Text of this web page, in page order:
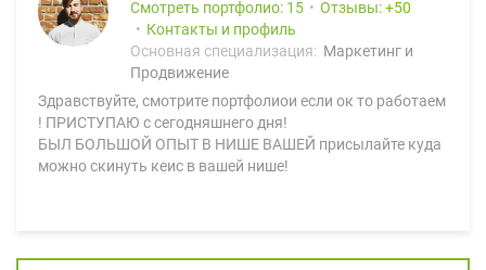
Смотреть портфолио: 15 Отзывы:
50
Контакты и профиль
Основная специализация: Маркетинг и
Продвижение
Здравствуйте, смотрите портфолиои если ок то работаем
! ПРИСТУПАЮ с сегодняшнего дня!
БЫЛ БОЛЬШОЙ ОПЫТ В НИШЕ ВАШЕЙ присылайте куда
можно скинуть кеис в вашей нише!